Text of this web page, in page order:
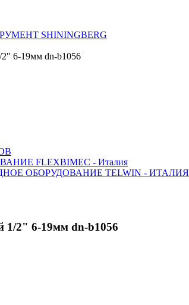
SHININGBERG
6-19мм dn-b1056
FLEXBIMEC - Италия
ОБОРУДОВАНИЕ TELWIN - ИТАЛИЯ
1/2" 6-19мм dn-b1056